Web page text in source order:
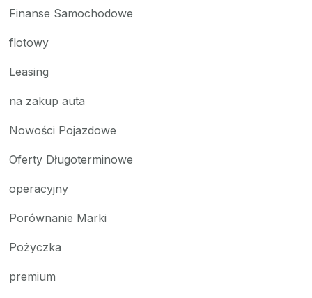
Finanse Samochodowe
flotowy
Leasing
na zakup auta
Nowości Pojazdowe
Oferty Długoterminowe
operacyjny
Porównanie Marki
Pożyczka
premium